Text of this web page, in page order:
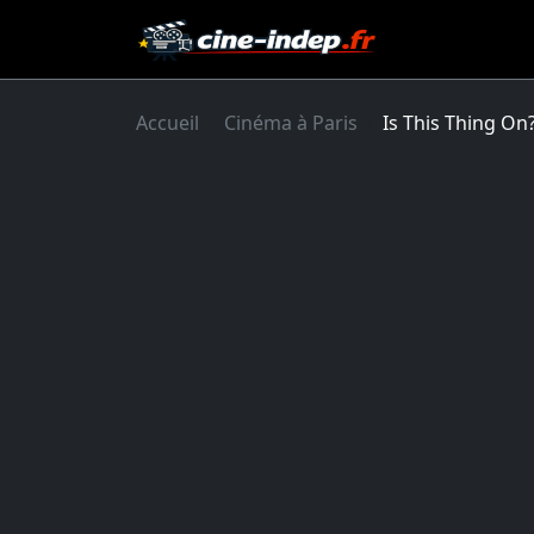
Accueil Cinéma à Paris Is This Thing